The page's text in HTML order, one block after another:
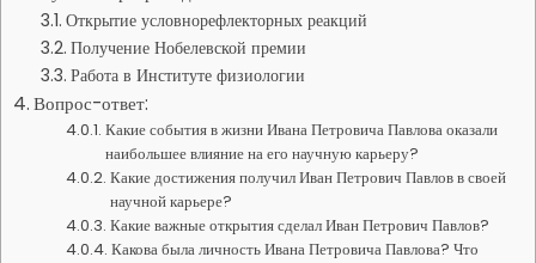
Открытие условнорефлекторных реакций
Получение Нобелевской премии
Работа в Институте физиологии
Вопрос-ответ:
Какие события в жизни Ивана Петровича Павлова оказали
наибольшее влияние на его научную карьеру?
Какие достижения получил Иван Петрович Павлов в своей
научной карьере?
Какие важные открытия сделал Иван Петрович Павлов?
Какова была личность Ивана Петровича Павлова? Что